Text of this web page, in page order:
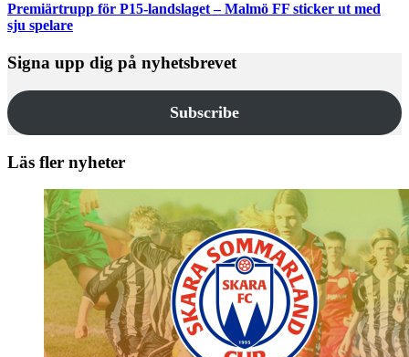
Premiärtrupp för P15-landslaget – Malmö FF sticker ut med
sju spelare
Signa upp dig på nyhetsbrevet
Subscribe
Läs fler nyheter